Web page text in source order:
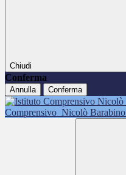
Chiudi
Conferma
Annulla Conferma
Comprensivo Nicolò Barabino